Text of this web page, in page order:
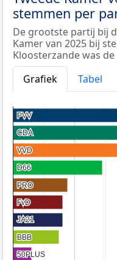
stemmen per
De grootste partij bij
Kamer van 2025 bij
Kloosterzande was
Grafiek
Tabel
PVV
PVV
CDA
CDA
VVD
VVD
D66
D66
PRO
PRO
FvD
FvD
JA21
JA21
BBB
BBB
50PLUS
50PLUS